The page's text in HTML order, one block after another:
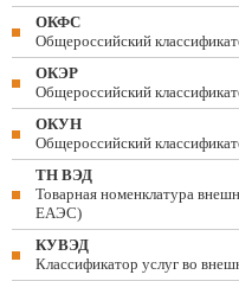
ОКФС
Общероссийский
ОКЭР
Общероссийский
ОКУН
Общероссийский
ТН ВЭД
Товарная номенклатура
ЕАЭС)
КУВЭД
Классификатор услуг во